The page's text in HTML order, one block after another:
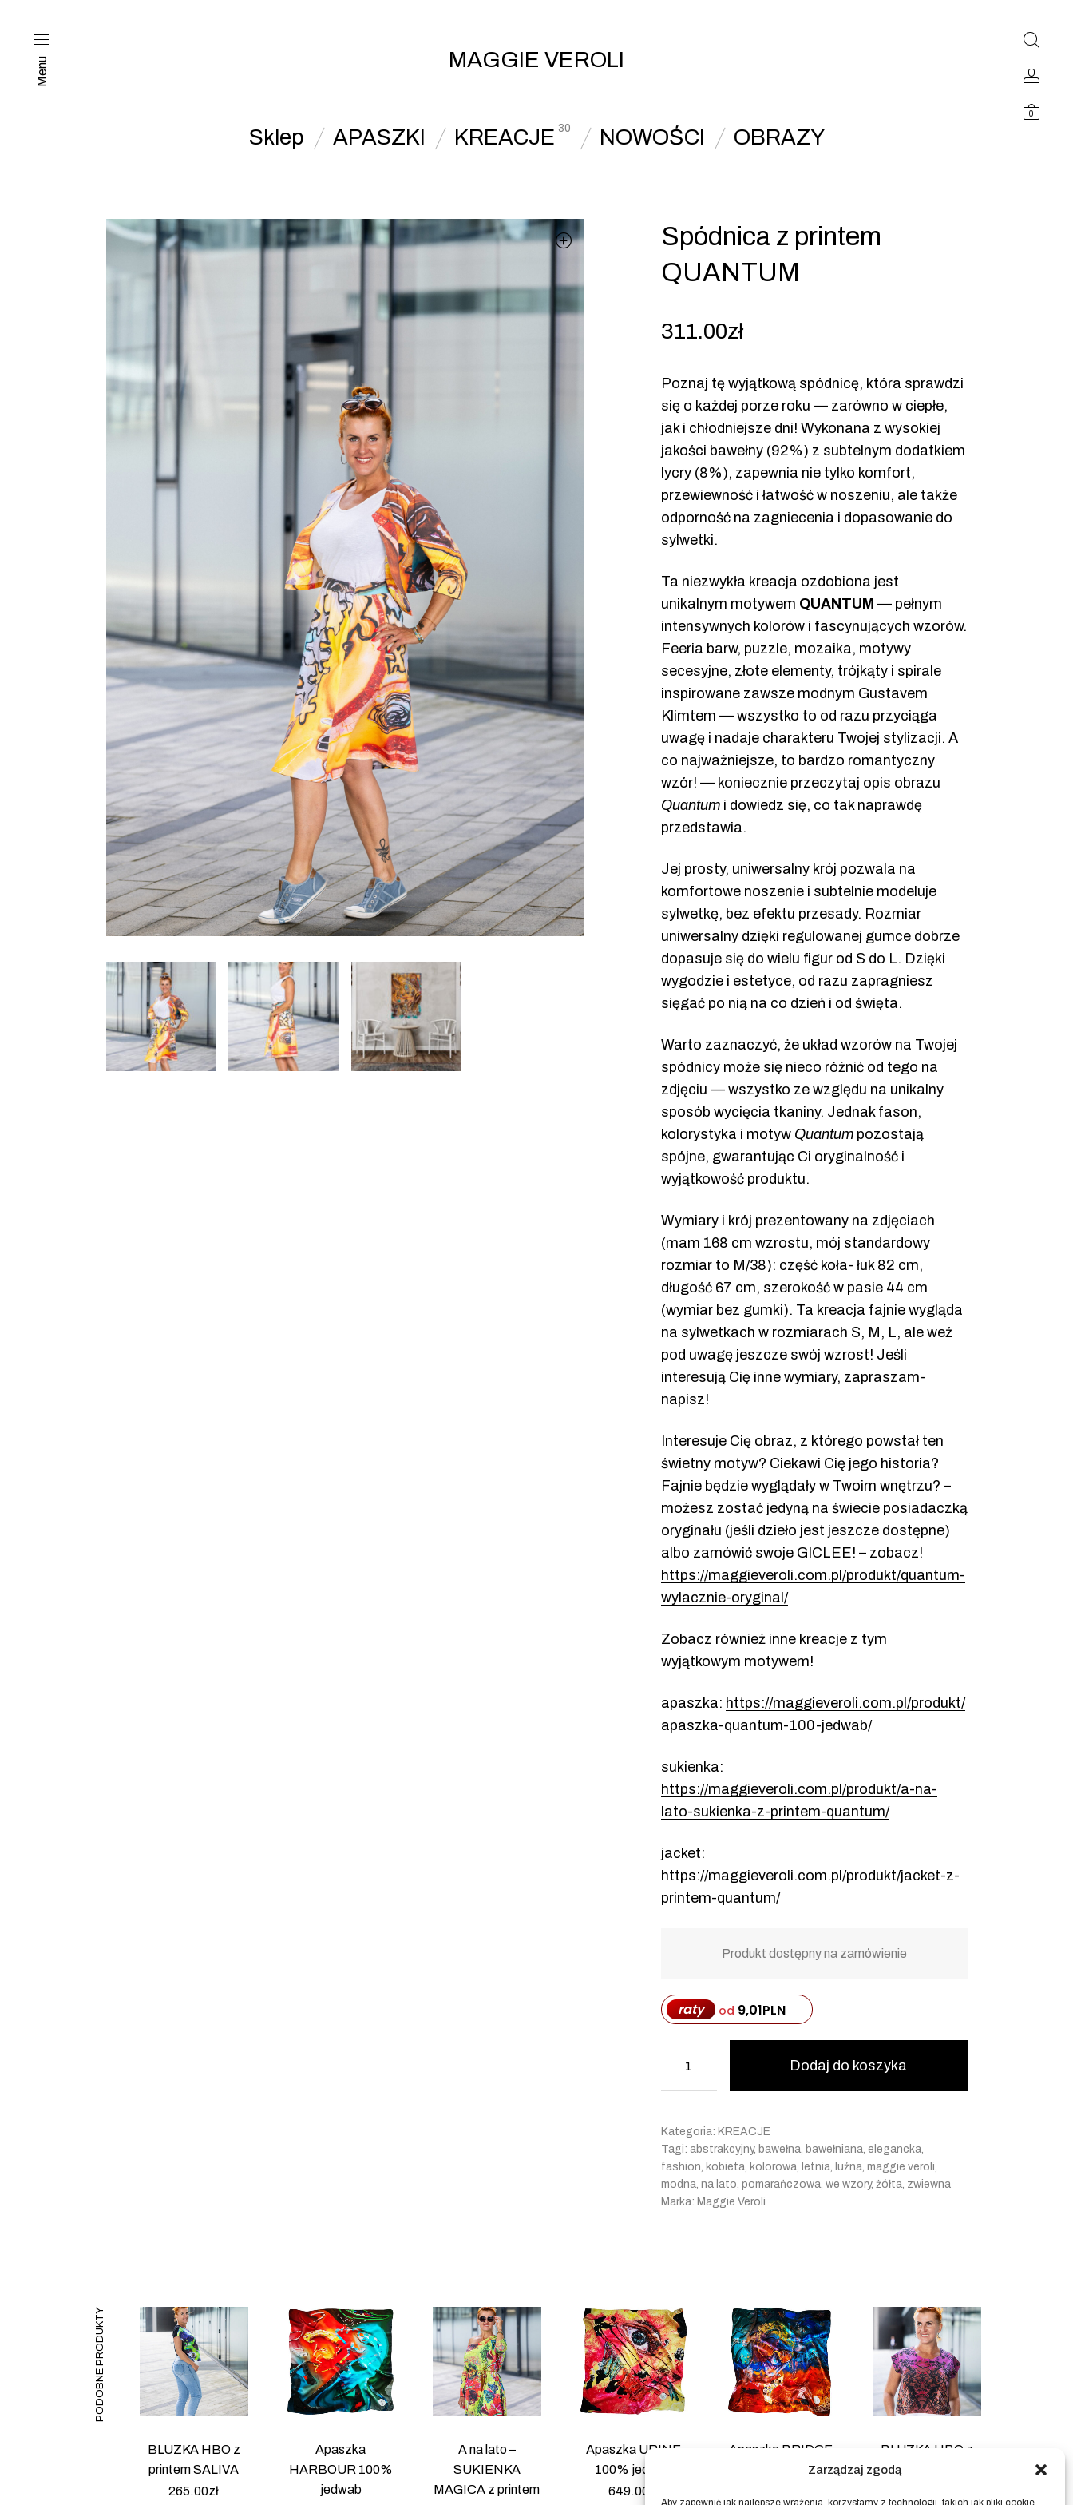
Zarządzaj zgodą
Aby zapewnić jak najlepsze wrażenia, korzystamy z technologii, takich jak pliki cookie,
Menu MAGGIE VEROLI
0
Sklep APASZKI KREACJE 30 NOWOŚCI OBRAZY
Spódnica z printem
QUANTUM
311.00zł
Poznaj tę wyjątkową spódnicę, która sprawdzi
się o każdej porze roku — zarówno w ciepłe,
jak i chłodniejsze dni! Wykonana z wysokiej
jakości bawełny (92%) z subtelnym dodatkiem
lycry (8%), zapewnia nie tylko komfort,
przewiewność i łatwość w noszeniu, ale także
odporność na zagniecenia i dopasowanie do
sylwetki.
Ta niezwykła kreacja ozdobiona jest
unikalnym motywem QUANTUM — pełnym
intensywnych kolorów i fascynujących wzorów.
Feeria barw, puzzle, mozaika, motywy
secesyjne, złote elementy, trójkąty i spirale
inspirowane zawsze modnym Gustavem
Klimtem — wszystko to od razu przyciąga
uwagę i nadaje charakteru Twojej stylizacji. A
co najważniejsze, to bardzo romantyczny
wzór! — koniecznie przeczytaj opis obrazu
Quantumi dowiedz się, co tak naprawdę
przedstawia.
Jej prosty, uniwersalny krój pozwala na
komfortowe noszenie i subtelnie modeluje
sylwetkę, bez efektu przesady. Rozmiar
uniwersalny dzięki regulowanej gumce dobrze
dopasuje się do wielu figur od S do L. Dzięki
wygodzie i estetyce, od razu zapragniesz
sięgać po nią na co dzień i od święta.
Warto zaznaczyć, że układ wzorów na Twojej
spódnicy może się nieco różnić od tego na
zdjęciu — wszystko ze względu na unikalny
sposób wycięcia tkaniny. Jednak fason,
kolorystyka i motyw Quantumpozostają
spójne, gwarantując Ci oryginalność i
wyjątkowość produktu.
Wymiary i krój prezentowany na zdjęciach
(mam 168 cm wzrostu, mój standardowy
rozmiar to M/38): część koła- łuk 82 cm,
długość 67 cm, szerokość w pasie 44 cm
(wymiar bez gumki). Ta kreacja fajnie wygląda
na sylwetkach w rozmiarach S, M, L, ale weź
pod uwagę jeszcze swój wzrost! Jeśli
interesują Cię inne wymiary, zapraszam-
napisz!
Interesuje Cię obraz, z którego powstał ten
świetny motyw? Ciekawi Cię jego historia?
Fajnie będzie wyglądały w Twoim wnętrzu? –
możesz zostać jedyną na świecie posiadaczką
oryginału (jeśli dzieło jest jeszcze dostępne)
albo zamówić swoje GICLEE! – zobacz!
https://maggieveroli.com.pl/produkt/quantum-
wylacznie-oryginal/
Zobacz również inne kreacje z tym
wyjątkowym motywem!
apaszka: https://maggieveroli.com.pl/produkt/
apaszka-quantum-100-jedwab/
sukienka:
https://maggieveroli.com.pl/produkt/a-na-
lato-sukienka-z-printem-quantum/
jacket:
https://maggieveroli.com.pl/produkt/jacket-z-
printem-quantum/
Produkt dostępny na zamówienie
raty od 9,01PLN
Dodaj do koszyka
Kategoria: KREACJE
Tagi: abstrakcyjny, bawełna, bawełniana, elegancka,
fashion, kobieta, kolorowa, letnia, luźna, maggie veroli,
modna, na lato, pomarańczowa, we wzory, żółta, zwiewna
Marka: Maggie Veroli
PODOBNE PRODUKTY
BLUZKA HBO z
printem SALIVA
265.00zł
Apaszka
HARBOUR 100%
jedwab
A na lato –
SUKIENKA
MAGICA z printem
Apaszka URINE
100% jedwab
649.00
Apaszka BRIDGE
100% jedwab
BLUZKA HBO z